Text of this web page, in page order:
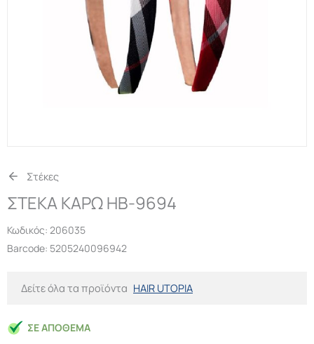
Στέκες
ΣΤΕΚΑ ΚΑΡΩ HB-9694
Κωδικός: 206035
Barcode: 5205240096942
Δείτε όλα τα προϊόντα HAIR UTOPIA
ΣΕ ΑΠΌΘΕΜΑ